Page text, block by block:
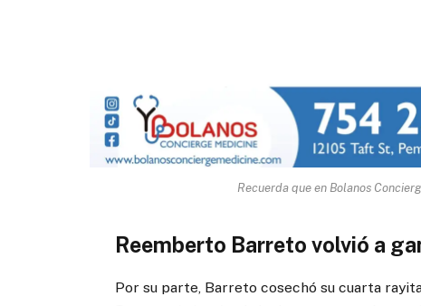
Recuerda que en Bolanos
Reemberto Barreto volvió a
Por su parte, Barreto cosechó su cuarta